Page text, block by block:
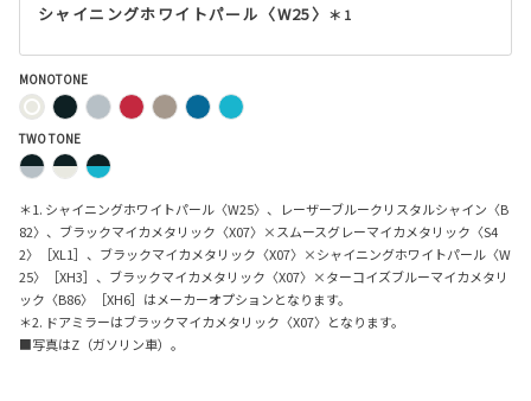
シャイニングホワイトパール〈W25〉 ＊1
MONOTONE
TWO TONE
＊1. シャイニングホワイトパール〈W25〉、レーザーブルークリスタルシャイン〈B
82〉、ブラックマイカメタリック〈X07〉×スムースグレーマイカメタリック〈S4
2〉［XL1］、ブラックマイカメタリック〈X07〉×シャイニングホワイトパール〈W
25〉［XH3］、ブラックマイカメタリック〈X07〉×ターコイズブルーマイカメタリ
ック〈B86〉［XH6］はメーカーオプションとなります。
＊2. ドアミラーはブラックマイカメタリック〈X07〉となります。
■写真はZ（ガソリン車）。